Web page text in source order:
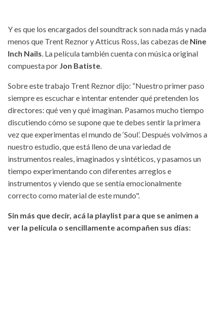
Y es que los encargados del soundtrack son nada más y nada
menos que Trent Reznor y Atticus Ross, las cabezas de Nine
Inch Nails. La película también cuenta con música original
compuesta por Jon Batiste.
Sobre este trabajo Trent Reznor dijo: “Nuestro primer paso
siempre es escuchar e intentar entender qué pretenden los
directores: qué ven y qué imaginan. Pasamos mucho tiempo
discutiendo cómo se supone que te debes sentir la primera
vez que experimentas el mundo de ‘Soul’. Después volvimos a
nuestro estudio, que está lleno de una variedad de
instrumentos reales, imaginados y sintéticos, y pasamos un
tiempo experimentando con diferentes arreglos e
instrumentos y viendo que se sentía emocionalmente
correcto como material de este mundo".
Sin más que decir, acá la playlist para que se animen a
ver la película o sencillamente acompañen sus días: